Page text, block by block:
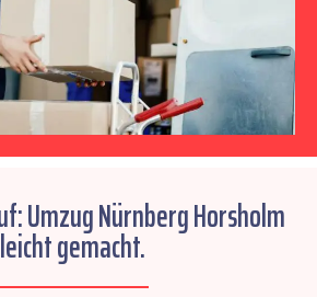
Umzug Nürnberg Horsholm
leicht gemacht.